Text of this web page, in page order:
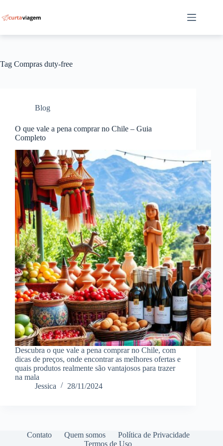
para
o
Tag Compras duty-free
Blog
O que vale a pena comprar no Chile – Guia
Completo
Descubra o que vale a pena comprar no Chile, com
dicas de preços, onde encontrar as melhores ofertas e
quais produtos realmente são vantajosos para trazer
na mala
Jessica
28/11/2024
Contato Quem somos
Política de Privacidade
Termos de Uso